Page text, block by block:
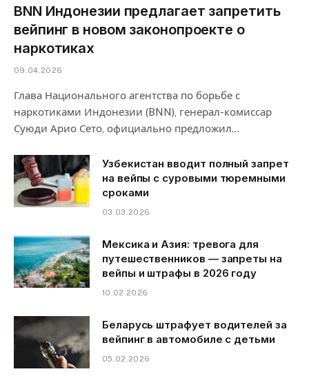
BNN Индонезии предлагает запретить
вейпинг в новом законопроекте о
наркотиках
09.04.2026
Глава Национального агентства по борьбе с
наркотиками Индонезии (BNN), генерал-комиссар
Суюди Арио Сето, официально предложил…
Узбекистан вводит полный запрет
на вейпы с суровыми тюремными
сроками
03.03.2026
Мексика и Азия: тревога для
путешественников — запреты на
вейпы и штрафы в 2026 году
10.02.2026
Беларусь штрафует водителей за
вейпинг в автомобиле с детьми
05.02.2026